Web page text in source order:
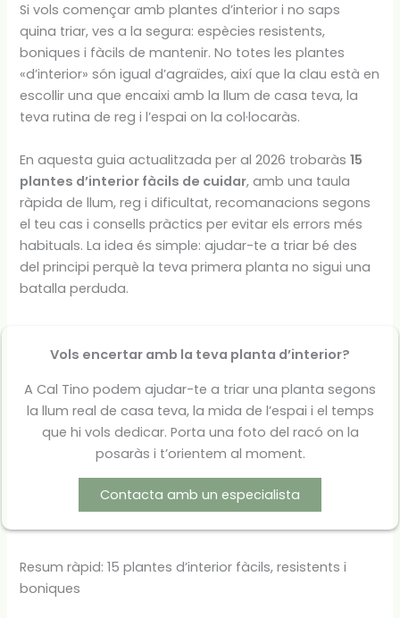
Si vols començar amb plantes d’interior i no saps
quina triar, ves a la segura: espècies resistents,
boniques i fàcils de mantenir. No totes les plantes
«d’interior» són igual d’agraïdes, així que la clau està en
escollir una que encaixi amb la llum de casa teva, la
teva rutina de reg i l’espai on la col·locaràs.
En aquesta guia actualitzada per al 2026 trobaràs15
plantes d’interior fàcils de cuidar, amb una taula
ràpida de llum, reg i dificultat, recomanacions segons
el teu cas i consells pràctics per evitar els errors més
habituals. La idea és simple: ajudar-te a triar bé des
del principi perquè la teva primera planta no sigui una
batalla perduda.
Vols encertar amb la teva planta d’interior?
A Cal Tino podem ajudar-te a triar una planta segons
la llum real de casa teva, la mida de l’espai i el temps
que hi vols dedicar. Porta una foto del racó on la
posaràs i t’orientem al moment.
Contacta amb un especialista
Resum ràpid: 15 plantes d’interior fàcils, resistents i
boniques